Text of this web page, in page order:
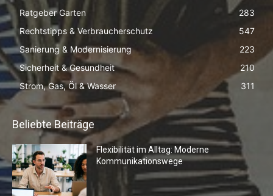
Ratgeber Garten
283
Rechtstipps & Verbraucherschutz
547
Sanierung & Modernisierung
223
Sicherheit & Gesundheit
210
Strom, Gas, Öl & Wasser
311
Beliebte Beiträge
Flexibilität im Alltag: Moderne
Kommunikationswege